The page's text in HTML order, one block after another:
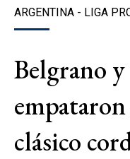
ARGENTINA - LIGA
Belgrano
clásico